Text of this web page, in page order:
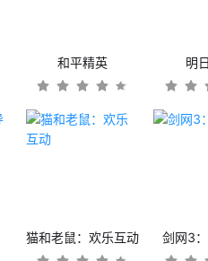
和平精英 明
猫和老鼠：欢乐互动 剑网3